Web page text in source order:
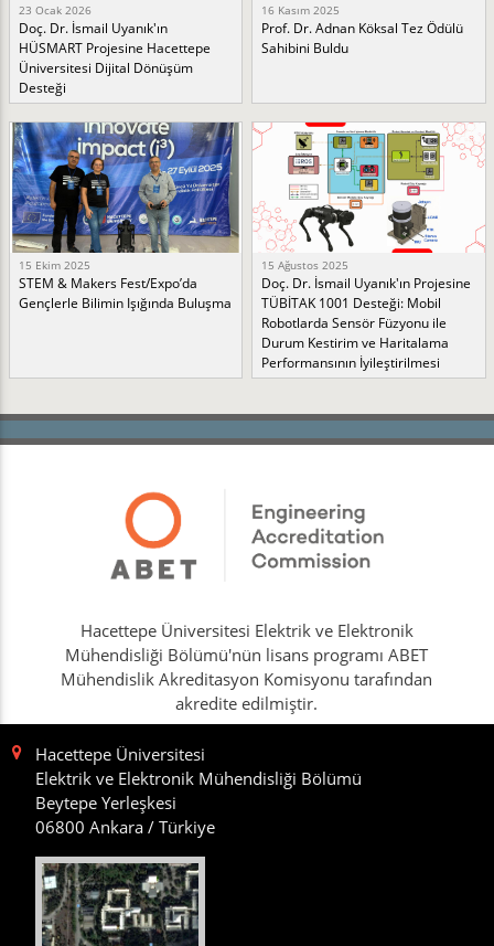
23 Ocak 2026
Doç. Dr. İsmail Uyanık'ın
HÜSMART Projesine Hacettepe
Üniversitesi Dijital Dönüşüm
Desteği
16 Kasım 2025
Prof. Dr. Adnan Köksal Tez Ödülü
Sahibini Buldu
15 Ekim 2025
STEM & Makers Fest/Expo’da
Gençlerle Bilimin Işığında Buluşma
15 Ağustos 2025
Doç. Dr. İsmail Uyanık'ın Projesine
TÜBİTAK 1001 Desteği: Mobil
Robotlarda Sensör Füzyonu ile
Durum Kestirim ve Haritalama
Performansının İyileştirilmesi
Hacettepe Üniversitesi Elektrik ve Elektronik
Mühendisliği Bölümü'nün lisans programı ABET
Mühendislik Akreditasyon Komisyonu tarafından
akredite edilmiştir.
Hacettepe Üniversitesi
Elektrik ve Elektronik Mühendisliği Bölümü
Beytepe Yerleşkesi
06800 Ankara / Türkiye